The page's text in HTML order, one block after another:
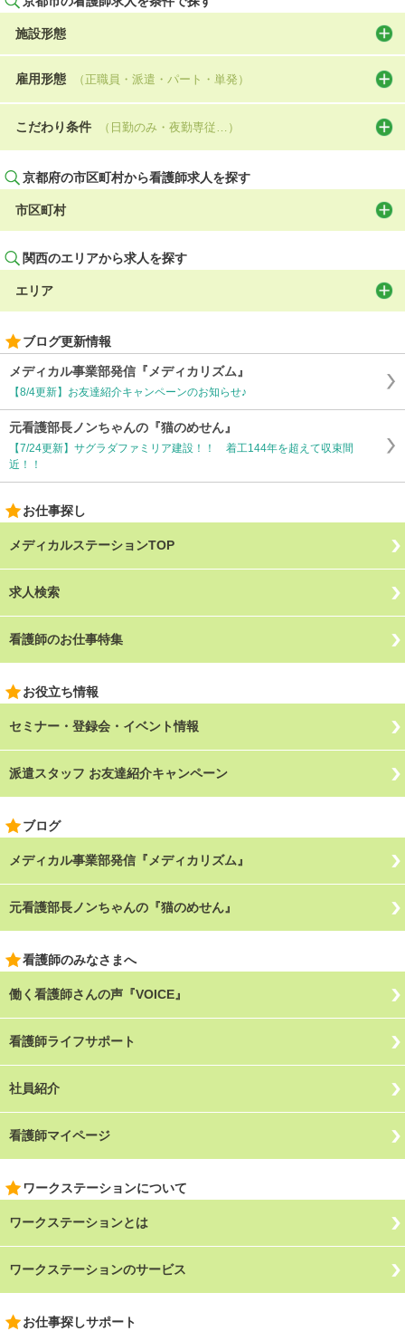
施設形態
雇用形態 （正職員・派遣・パート・単発）
こだわり条件 （日勤のみ・夜勤専従…）
京都府の市区町村から看護師求人を探す
市区町村
関西のエリアから求人を探す
エリア
ブログ更新情報
メディカル事業部発信『メディカリズム』
【8/4更新】お友達紹介キャンペーンのお知らせ♪
元看護部長ノンちゃんの『猫のめせん』
【7/24更新】サグラダファミリア建設！！ 着工144年を超えて収束間
近！！
お仕事探し
メディカルステーションTOP
求人検索
看護師のお仕事特集
お役立ち情報
セミナー・登録会・イベント情報
派遣スタッフ お友達紹介キャンペーン
ブログ
メディカル事業部発信『メディカリズム』
元看護部長ノンちゃんの『猫のめせん』
看護師のみなさまへ
働く看護師さんの声『VOICE』
看護師ライフサポート
社員紹介
看護師マイページ
ワークステーションについて
ワークステーションとは
ワークステーションのサービス
お仕事探しサポート